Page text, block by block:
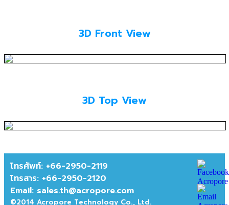
3D Front View
3D Top View
โทรศัพท์: +66-2950-2119
โทรสาร: +66-2950-2120
Email: sales.th@acropore.com
©2014 Acropore Technology Co., Ltd.